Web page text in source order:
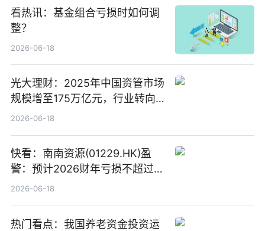
看热讯：基金组合亏损时如何调
整？
2026-06-18
光大理财：2025年中国资管市场
规模增至175万亿元，行业转向
“量质并重”
2026-06-18
快看：南南资源(01229.HK)盈
警：预计2026财年亏损不超过
1000万港元
2026-06-18
热门看点：我国养老资金投资运